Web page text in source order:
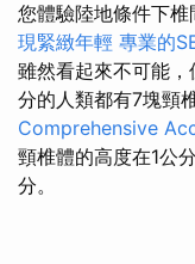
您體驗陸地條件下椎
現緊緻年輕 專業的
雖然看起來不可能
分的人類都有7塊頸
Comprehensive
頸椎體的高度在1公
分。